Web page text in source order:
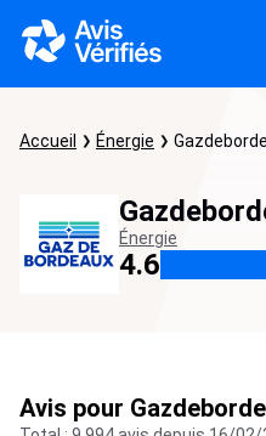
Accueil Énergie
Énergie
4.6
Avis pour